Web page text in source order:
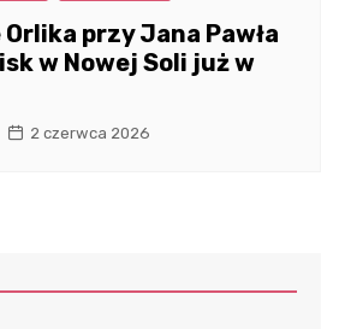
przy Jana Pawła
w Nowej Soli już w
2 czerwca 2026